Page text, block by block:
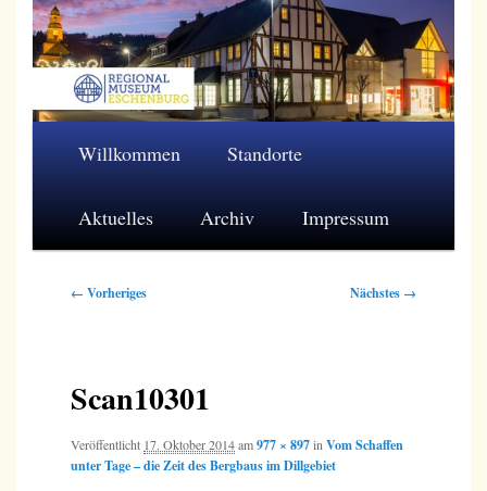
Zum
primären
Inhalt
Regionalmuseum Eschenburg e.V.
Willkommen Standorte
Aktuelles Archiv Impressum
Bilder-
← Vorheriges Nächstes →
Scan10301
Veröffentlicht 17. Oktober 2014am977 × 897in Vom Schaffen
unter Tage – die Zeit des Bergbaus im Dillgebiet